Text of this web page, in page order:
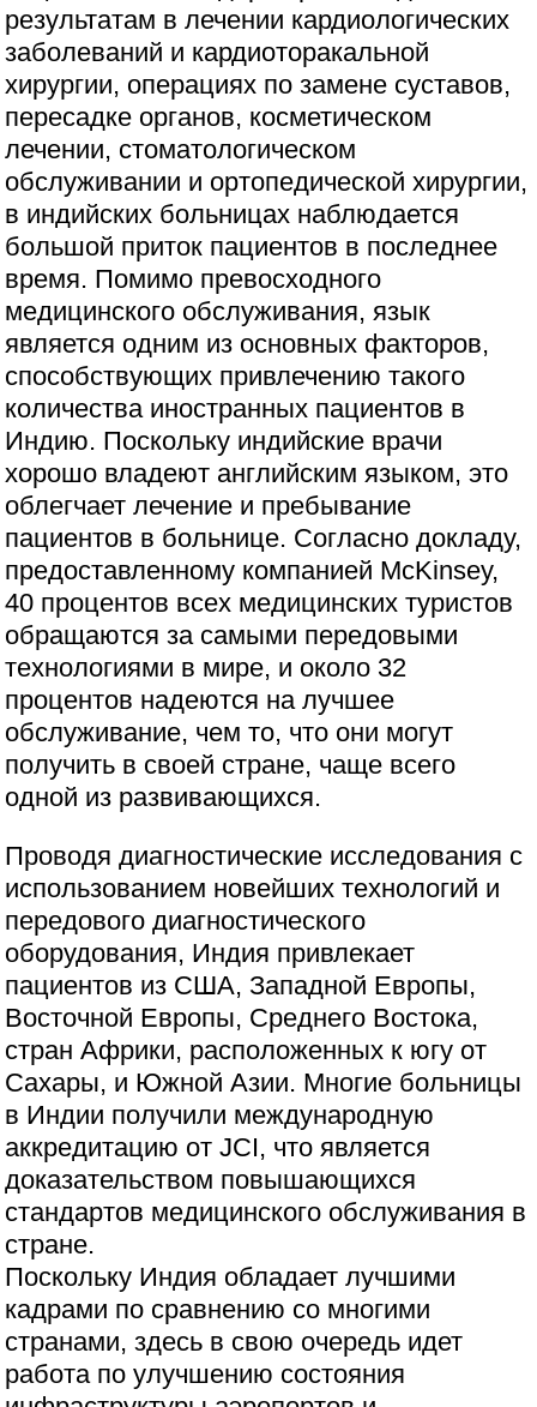
результатам в лечении кардиологических
заболеваний и кардиоторакальной
хирургии, операциях по замене суставов,
пересадке органов, косметическом
лечении, стоматологическом
обслуживании и ортопедической хирургии,
в индийских больницах наблюдается
большой приток пациентов в последнее
время. Помимо превосходного
медицинского обслуживания, язык
является одним из основных факторов,
способствующих привлечению такого
количества иностранных пациентов в
Индию. Поскольку индийские врачи
хорошо владеют английским языком, это
облегчает лечение и пребывание
пациентов в больнице. Согласно докладу,
предоставленному компанией McKinsey,
40 процентов всех медицинских туристов
обращаются за самыми передовыми
технологиями в мире, и около 32
процентов надеются на лучшее
обслуживание, чем то, что они могут
получить в своей стране, чаще всего
одной из развивающихся.
Проводя диагностические исследования с
использованием новейших технологий и
передового диагностического
оборудования, Индия привлекает
пациентов из США, Западной Европы,
Восточной Европы, Среднего Востока,
стран Африки, расположенных к югу от
Сахары, и Южной Азии. Многие больницы
в Индии получили международную
аккредитацию от JCI, что является
доказательством повышающихся
стандартов медицинского обслуживания в
стране.
Поскольку Индия обладает лучшими
кадрами по сравнению со многими
странами, здесь в свою очередь идет
работа по улучшению состояния